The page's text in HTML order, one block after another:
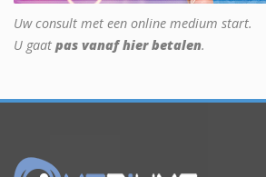
Uw consult met een online medium start.
U gaat pas vanaf hier betalen.